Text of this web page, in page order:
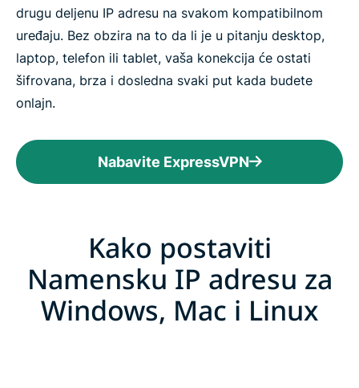
drugu deljenu IP adresu na svakom kompatibilnom
uređaju. Bez obzira na to da li je u pitanju desktop,
laptop, telefon ili tablet, vaša konekcija će ostati
šifrovana, brza i dosledna svaki put kada budete
onlajn.
Nabavite ExpressVPN
Kako postaviti
Namensku IP adresu za
Windows, Mac i Linux